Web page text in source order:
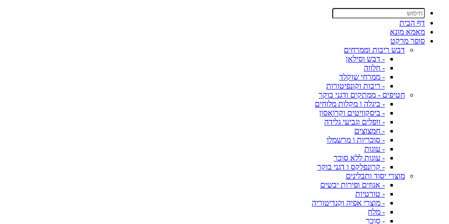
דף הבית
מאמא מונא
סופר מרקט
דבש ריבות וממרחים
- דבש וסילאן
- חלווה
- ממרחי שוקלד
- ריבות וקונפיטורות
חטיפים - ממתקים ודגני בוקר
- ביגלה ו מקלות מלוחים
- ביסקוויטים וקרואסון
- וופלים וגביעי גלידה
- חמצוצים
- סוכריות ו מרשמלו
- עוגות
- עוגות ללא סוכר
- קרונפלקס ו דגני בוקר
מוצרי יסוד ותבלינים
- אגוזים ופירות יבשים
- טורטיות
- מוצרי אפיה וקנדיטוריה
- מלח
- סוכר